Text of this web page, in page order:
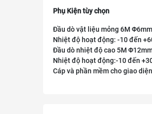
Phụ Kiện tùy chọn
Đầu dò vật liệu mỏng 6M
Nhiệt độ hoạt động: -10 đến
Đầu dò nhiệt độ cao 5M
Nhiệt độ hoạt động:-10 đến
Cáp và phần mềm cho giao